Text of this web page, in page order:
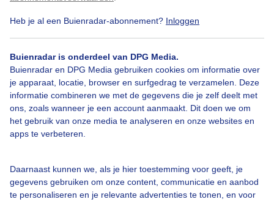
Heb je al een Buienradar-abonnement? Inloggen
Buienradar is onderdeel van DPG Media.
Buienradar en DPG Media gebruiken cookies om informatie over
je apparaat, locatie, browser en surfgedrag te verzamelen. Deze
informatie combineren we met de gegevens die je zelf deelt met
ons, zoals wanneer je een account aanmaakt. Dit doen we om
het gebruik van onze media te analyseren en onze websites en
apps te verbeteren.
Daarnaast kunnen we, als je hier toestemming voor geeft, je
gegevens gebruiken om onze content, communicatie en aanbod
te personaliseren en je relevante advertenties te tonen, en voor
Lente Zon Wolken